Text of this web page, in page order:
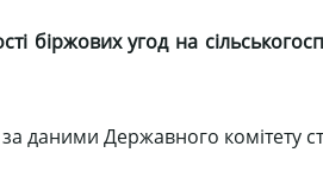
біржових угод на
даними Державного комітету